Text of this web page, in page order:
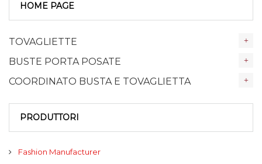
HOME PAGE
TOVAGLIETTE
BUSTE PORTA POSATE
COORDINATO BUSTA E TOVAGLIETTA
PRODUTTORI
Fashion Manufacturer